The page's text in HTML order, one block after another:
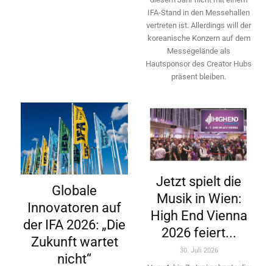
IFA-Stand in den Messehallen
vertreten ist. Allerdings will ­der
koreanische Konzern auf dem
Messegelände als
Hautsponsor des Creator Hubs
präsent bleiben.
Globale
Innovatoren auf
der IFA 2026: „Die
Zukunft wartet
nicht“
Jetzt spielt die
Musik in Wien:
High End Vienna
2026 feiert...
30. Juli 2026